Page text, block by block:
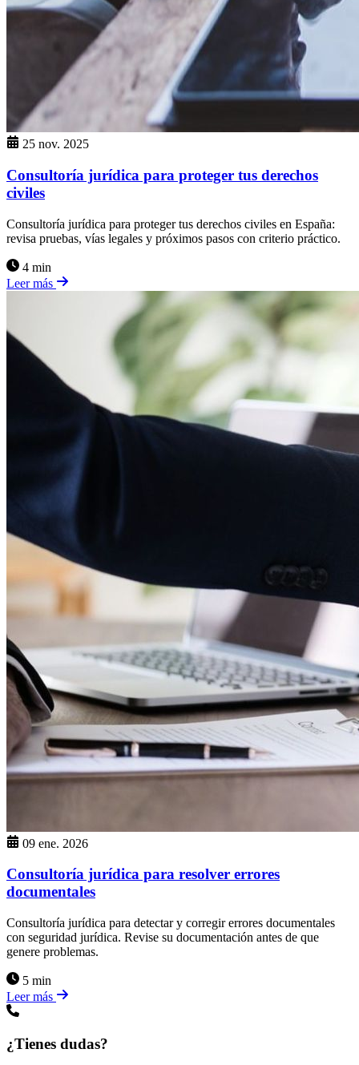
25 nov. 2025
Consultoría jurídica para proteger tus derechos
civiles
Consultoría jurídica para proteger tus derechos civiles en España:
revisa pruebas, vías legales y próximos pasos con criterio práctico.
4 min
Leer más
09 ene. 2026
Consultoría jurídica para resolver errores
documentales
Consultoría jurídica para detectar y corregir errores documentales
con seguridad jurídica. Revise su documentación antes de que
genere problemas.
5 min
Leer más
¿Tienes dudas?